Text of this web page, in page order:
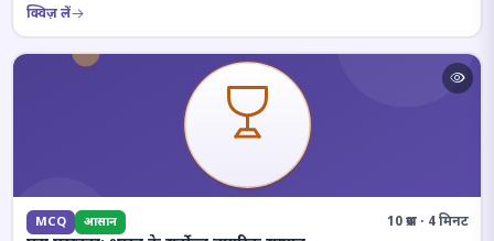
क्विज़ लें
MCQ आसान 10 प्रश्न · 4 मिनट